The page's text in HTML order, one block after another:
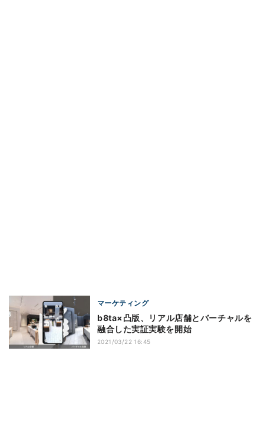
マーケティング
b8ta×凸版、リアル店舗とバーチャルを
融合した実証実験を開始
2021/03/22 16:45